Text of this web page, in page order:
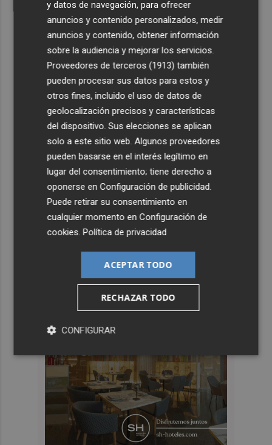
y datos de navegación, para ofrecer
anuncios y contenido personalizados, medir
anuncios y contenido, obtener información
sobre la audiencia y mejorar los servicios.
Proveedores de terceros (1913) también
pueden procesar sus datos para estos y
otros fines, incluido el uso de datos de
geolocalización precisos y características
del dispositivo. Sus elecciones se aplican
solo a este sitio web. Algunos proveedores
pueden basarse en el interés legítimo en
lugar del consentimiento; tiene derecho a
oponerse enConfiguración de publicidad
Puede retirar su consentimiento en
cualquier momento enConfiguración de
cookies .Política de privacidad
ACEPTAR TODO
RECHAZAR TODO
CONFIGURAR